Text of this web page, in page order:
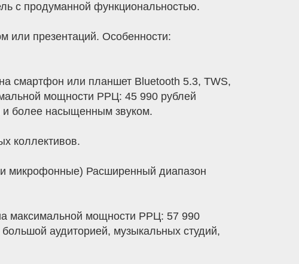
с продуманной функциональностью.
или презентаций. Особенности:
смартфон или планшет Bluetooth 5.3, TWS,
мощности РРЦ: 45 990 рублей
более насыщенным звуком.
коллективов.
микрофонные) Расширенный диапазон
максимальной мощности РРЦ: 57 990
аудиторией, музыкальных студий,